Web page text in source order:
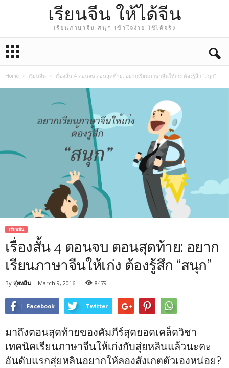
เรียนจีน ให้ได้จีน
เรียนภาษาจีน สนุก เข้าใจง่าย ใช้ได้จริง
Home เรียนจีน เรื่องสั้น 4 ตอนจบ ตอนสุดท้าย: อยากเรียนภาษาจีนให้เก่ง ต้องรู้สึก “สนุก”
เรียนจีน
เรื่องสั้น 4 ตอนจบ ตอนสุดท้าย: อยาก
เรียนภาษาจีนให้เก่ง ต้องรู้สึก “สนุก”
By สุ่ยหลิน - March 9, 2016 8479
Facebook Twitter
มาถึงตอนสุดท้ายของคัมภีร์สุดยอดเคล็ดวิชา
เทคนิคเรียนภาษาจีนให้เก่งกับสุ่ยหลินแล้วนะคะ
อันดับแรกสุ่ยหลินอยากให้ลองสังเกตตัวเองหน่อย?